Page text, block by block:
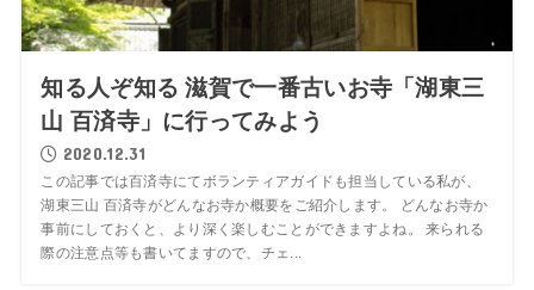
知る人ぞ知る 滋賀で一番古いお寺「湖東三
山 百済寺」に行ってみよう
2020.12.31
この記事では百済寺にてボランティアガイドも担当している私が、
湖東三山 百済寺がどんなお寺か概要をご紹介します。 どんなお寺か
事前にしておくと、より深く楽しむことができますよね。 来られる
際の注意点等も書いてますので、チェ...